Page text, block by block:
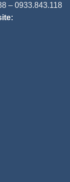
– 0933.843.118